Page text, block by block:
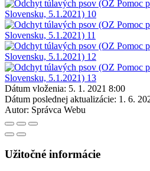
Dátum vloženia: 5. 1. 2021 8:00
Dátum poslednej aktualizácie: 1. 6.
Autor: Správca Webu
Užitočné informácie